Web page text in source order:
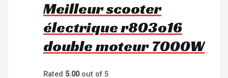
Meilleur scooter
électrique r803o16
double moteur 7000W
Rated 5.00out of 5